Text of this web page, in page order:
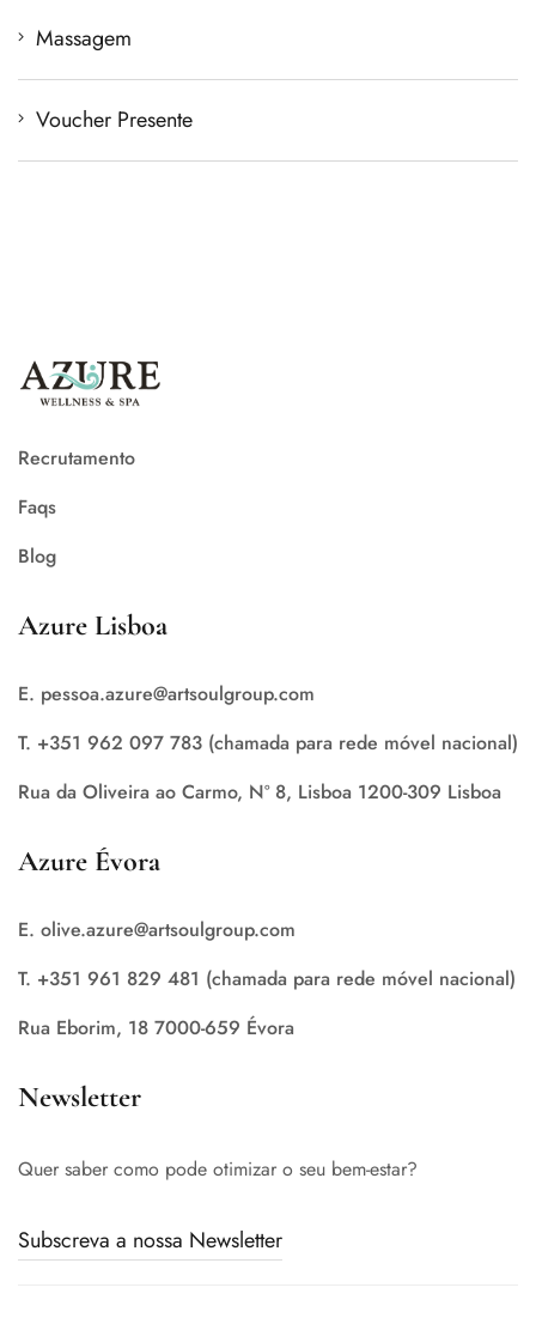
Massagem
Voucher Presente
Recrutamento
Faqs
Blog
Azure Lisboa
E. pessoa.azure@artsoulgroup.com
T. +351 962 097 783 (chamada para rede móvel nacional)
Rua da Oliveira ao Carmo, Nº 8, Lisboa 1200-309 Lisboa
Azure Évora
E. olive.azure@artsoulgroup.com
T. +351 961 829 481 (chamada para rede móvel nacional)
Rua Eborim, 18 7000-659 Évora
Newsletter
Quer saber como pode otimizar o seu bem-estar?
Subscreva a nossa Newsletter